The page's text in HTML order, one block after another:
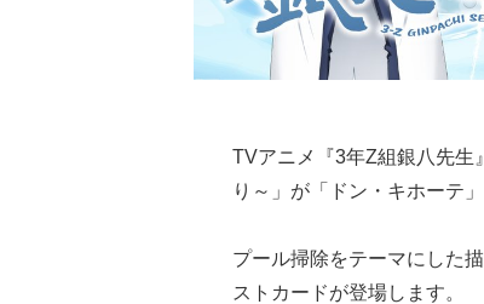
TVアニメ『3年Z組銀八先生
り～」が「ドン・キホーテ
プール掃除をテーマにした
ストカードが登場します。